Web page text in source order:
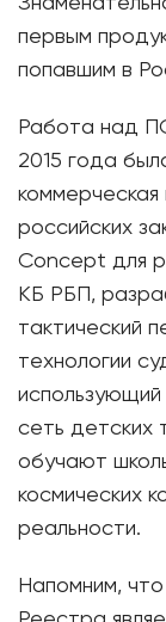
первым
попавшим в
Работа над
2015 года
коммерческая
российских
Concept для
КБ РБП,
тактический
технологии
использующий
сеть детских
обучают
космических
реальности.
Напомним,